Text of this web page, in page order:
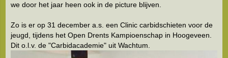
we door het jaar heen ook in de picture blijven.
Zo is er op 31 december a.s. een Clinic carbidschieten voor de
jeugd, tijdens het Open Drents Kampioenschap in Hoogeveen.
Dit o.l.v. de "Carbidacademie" uit Wachtum.